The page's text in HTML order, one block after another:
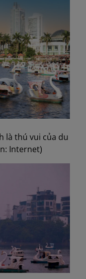
là thú vui của du
Internet)